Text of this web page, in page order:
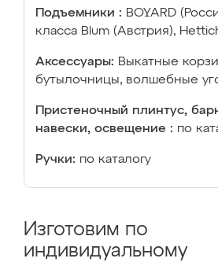
Подъемники : BOYARD
класса Blum (Австрия),
Аксессуары: Выкатные
бутылочницы, волшебные
Пристеночный плинтус,
навески, освещение : по
Ручки: по каталогу
Изготовим по
индивидуальному